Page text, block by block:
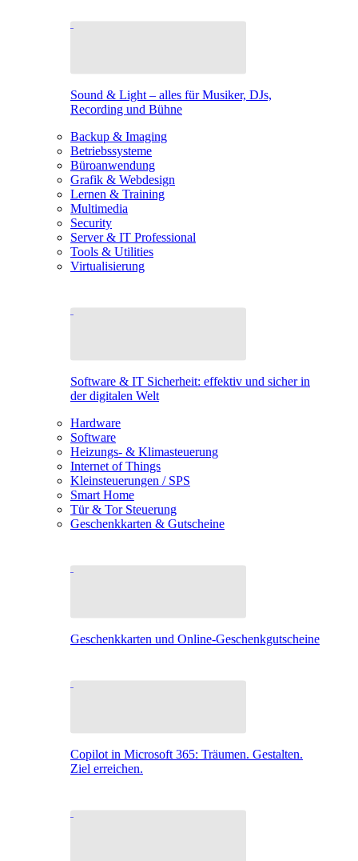
Sound & Light – alles für Musiker, DJs,
Recording und Bühne
Backup & Imaging
Betriebssysteme
Büroanwendung
Grafik & Webdesign
Lernen & Training
Multimedia
Security
Server & IT Professional
Tools & Utilities
Virtualisierung
Software & IT Sicherheit: effektiv und sicher in
der digitalen Welt
Hardware
Software
Heizungs- & Klimasteuerung
Internet of Things
Kleinsteuerungen / SPS
Smart Home
Tür & Tor Steuerung
Geschenkkarten & Gutscheine
Geschenkkarten und Online-Geschenkgutscheine
Copilot in Microsoft 365: Träumen. Gestalten.
Ziel erreichen.